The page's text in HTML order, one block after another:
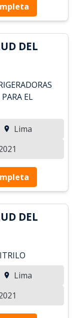
DEL
EL
Lima
DEL
Lima